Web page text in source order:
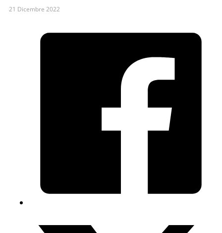
21 Dicembre 2022